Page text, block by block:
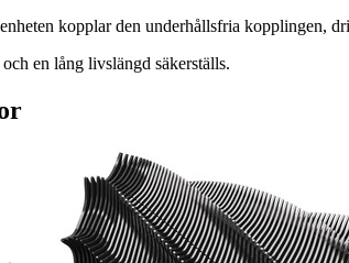
kopplar den underhållsfria kopplingen,
en lång livslängd säkerställs.